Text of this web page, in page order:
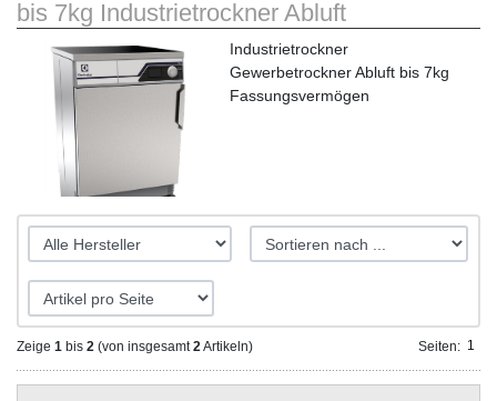
bis 7kg Industrietrockner Abluft
Industrietrockner
Gewerbetrockner Abluft bis 7kg
Fassungsvermögen
Zeige 1 bis 2 (von insgesamt2Artikeln) Seiten:: 1